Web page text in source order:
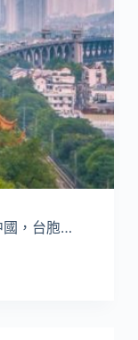
國，台胞…